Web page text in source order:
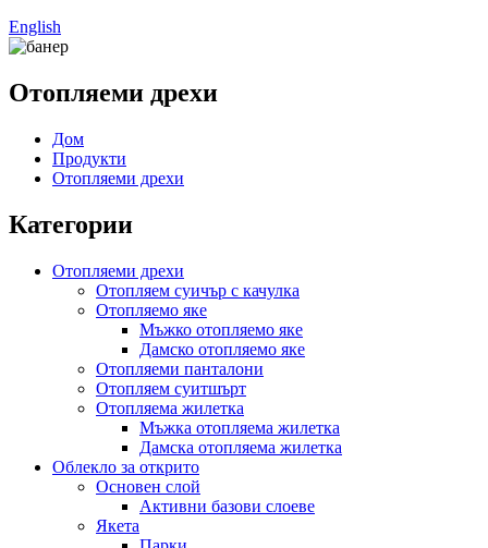
English
Отопляеми дрехи
Дом
Продукти
Отопляеми дрехи
Категории
Отопляеми дрехи
Отопляем суичър с качулка
Отопляемо яке
Мъжко отопляемо яке
Дамско отопляемо яке
Отопляеми панталони
Отопляем суитшърт
Отопляема жилетка
Мъжка отопляема жилетка
Дамска отопляема жилетка
Облекло за открито
Основен слой
Активни базови слоеве
Якета